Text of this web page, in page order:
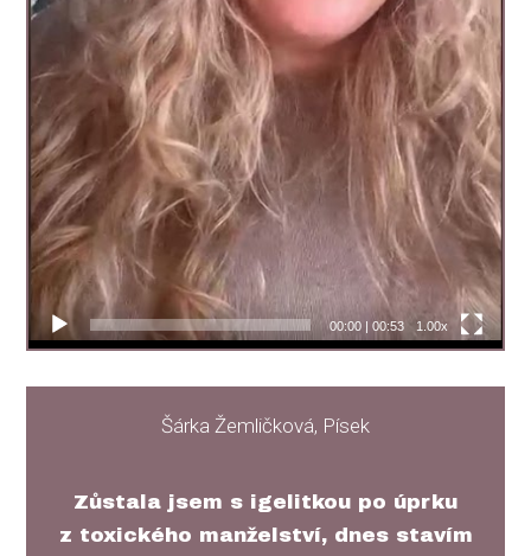
00:00| 00:53 1.00x
Šárka Žemličková, Písek
Zůstala jsem s igelitkou po úprku
z toxického manželství, dnes stavím